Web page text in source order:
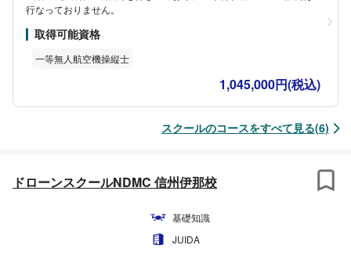
行なっておりません。
取得可能資格
一等無人航空機操縦士
1,045,000円(税込)
スクールのコースをすべて見る(6)
ドローンスクールNDMC 信州伊那校
基礎知識
JUIDA